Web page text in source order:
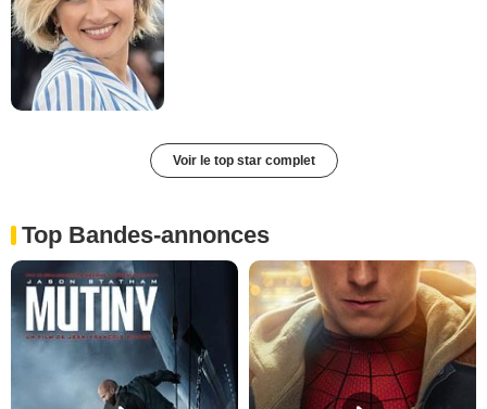
Voir le top star complet
Top Bandes-annonces